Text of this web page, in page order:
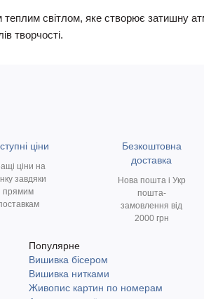
теплим світлом, яке створює затишну
творчості.
ціни
ціни на
завдяки
прямим
Безкоштовна
доставка
Нова пошта і Укр
пошта-
замовлення від
2000 грн
Популярне
Вишивка бісером
Вишивка нитками
Живопис картин по номерам